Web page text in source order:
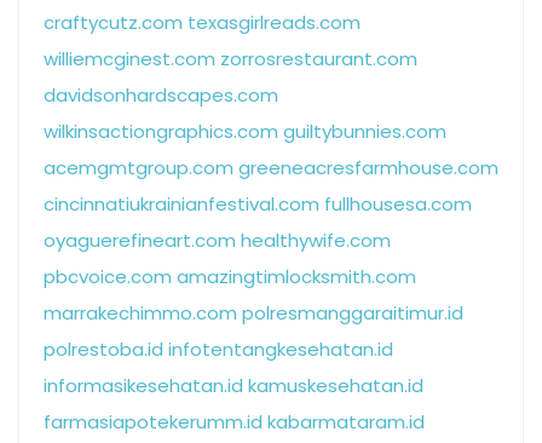
craftycutz.com texasgirlreads.com
williemcginest.com zorrosrestaurant.com
davidsonhardscapes.com
wilkinsactiongraphics.com guiltybunnies.com
acemgmtgroup.com greeneacresfarmhouse.com
cincinnatiukrainianfestival.com fullhousesa.com
oyaguerefineart.com healthywife.com
pbcvoice.com amazingtimlocksmith.com
marrakechimmo.com polresmanggaraitimur.id
polrestoba.id infotentangkesehatan.id
informasikesehatan.id kamuskesehatan.id
farmasiapotekerumm.id kabarmataram.id